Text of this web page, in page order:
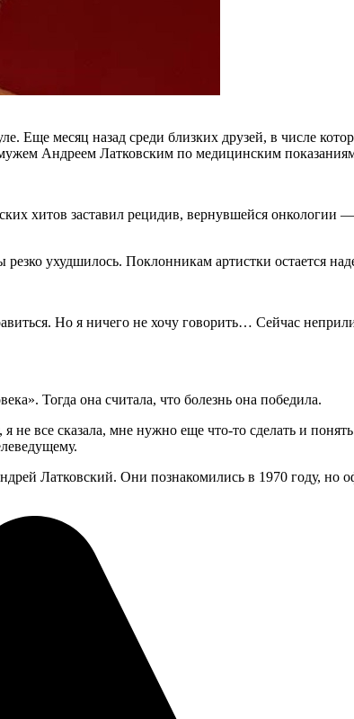
Еще месяц назад среди близких друзей, в числе
Андреем Латковским по медицинским
хитов заставил рецидив, вернувшейся
ухудшилось. Поклонникам артистки остается
Но я ничего не хочу говорить… Сейчас
Тогда она считала, что болезнь она победила.
все сказала, мне нужно еще что-то сделать и
Латковский. Они познакомились в 1970 году, но